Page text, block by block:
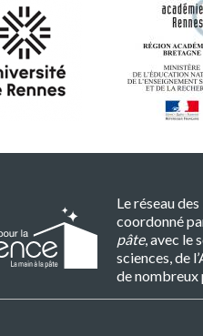
Le réseau des
coordonné
pâte, avec le
sciences, de
de nombreux